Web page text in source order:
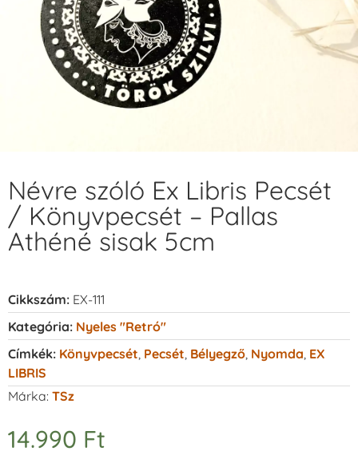
Névre szóló Ex Libris Pecsét
/ Könyvpecsét – Pallas
Athéné sisak 5cm
Cikkszám: EX-111
Kategória: Nyeles "retró"
Címkék: Könyvpecsét Pecsét Bélyegző Nyomda EX
LIBRIS
Márka: TSz
14.990 Ft